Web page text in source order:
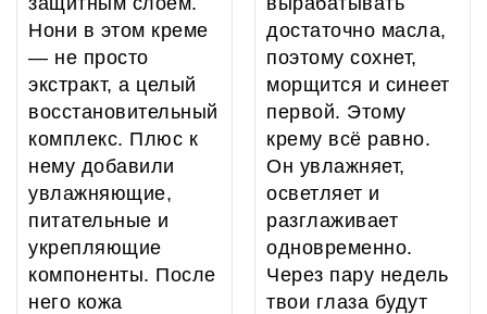
Нони в этом креме
— не просто
экстракт, а целый
восстановительный
комплекс. Плюс к
нему добавили
увлажняющие,
питательные и
укрепляющие
компоненты. После
него кожа
достаточно масла,
поэтому сохнет,
морщится и синеет
первой. Этому
крему всё равно.
Он увлажняет,
осветляет и
разглаживает
одновременно.
Через пару недель
твои глаза будут